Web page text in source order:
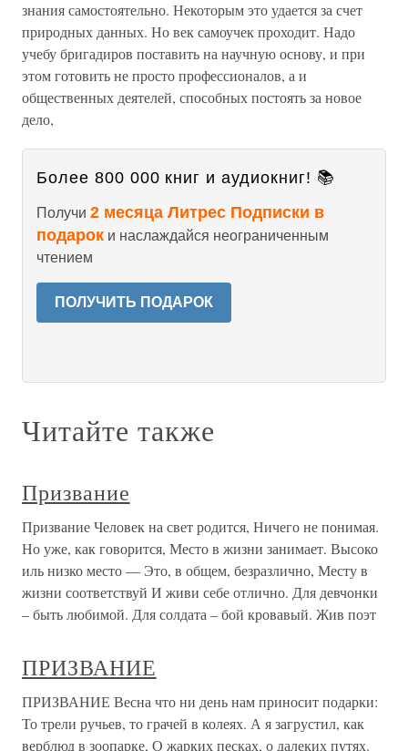
знания самостоятельно. Некоторым это удается за счет
природных данных. Но век самоучек проходит. Надо
учебу бригадиров поставить на научную основу, и при
этом готовить не просто профессионалов, а и
общественных деятелей, способных постоять за новое
дело,
Более 800 000 книг и аудиокниг! 📚
Получи 2 месяца Литрес Подписки в
подарок и наслаждайся неограниченным
чтением
ПОЛУЧИТЬ ПОДАРОК
Читайте также
Призвание
Призвание Человек на свет родится, Ничего не понимая.
Но уже, как говорится, Место в жизни занимает. Высоко
иль низко место — Это, в общем, безразлично, Месту в
жизни соответствуй И живи себе отлично. Для девчонки
– быть любимой. Для солдата – бой кровавый. Жив поэт
ПРИЗВАНИЕ
ПРИЗВАНИЕ Весна что ни день нам приносит подарки:
То трели ручьев, то грачей в колеях. А я загрустил, как
верблюд в зоопарке, О жарких песках, о далеких путях.